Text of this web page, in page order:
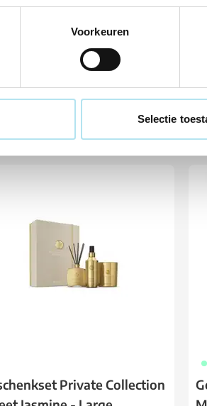
Voorkeuren
Selectie
Rituals Sakura
Levering vanaf12 augustus
Private Collection
020